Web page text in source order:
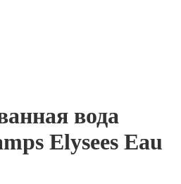
вода
Elysees Eau